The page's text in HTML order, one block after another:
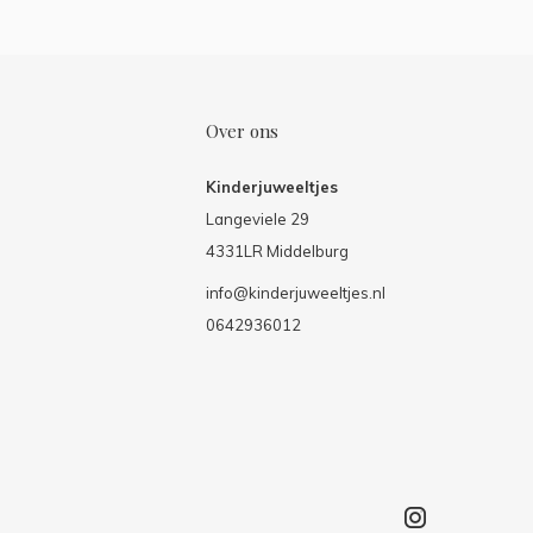
Over ons
Kinderjuweeltjes
Langeviele 29
4331LR Middelburg
info@kinderjuweeltjes.nl
0642936012